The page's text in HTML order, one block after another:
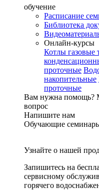
обучение
Расписание
Библиотека
Онлайн-курсы
Котлы газовые
проточные
накопительные
проточные
Вам нужна помощь?
вопрос
Напишите нам
Обучающие
Узнайте о нашей
Запишитесь на
сервисному
горячего